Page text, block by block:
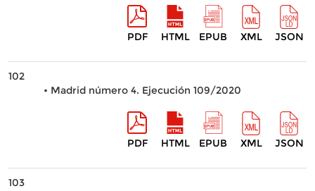
PDF HTML EPUB XML JSON
102
• Madrid número 4. Ejecución 109/2020
PDF HTML EPUB XML JSON
103